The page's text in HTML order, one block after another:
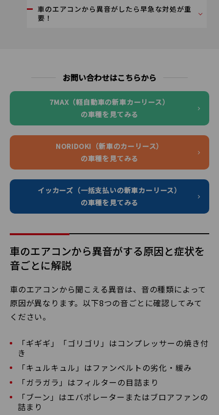
車のエアコンから異音がしたら早急な対処が重
要！
お問い合わせはこちらから
7MAX（軽自動車の新車カーリース）
の車種を見てみる
NORIDOKI（新車のカーリース）
の車種を見てみる
イッカーズ（一括支払いの新車カーリース）
の車種を見てみる
車のエアコンから異音がする原因と症状を
音ごとに解説
車のエアコンから聞こえる異音は、音の種類によって
原因が異なります。以下8つの音ごとに確認してみて
ください。
「ギギギ」「ゴリゴリ」はコンプレッサーの焼き付
き
「キュルキュル」はファンベルトの劣化・緩み
「ガラガラ」はフィルターの目詰まり
「ブーン」はエバポレーターまたはブロアファンの
詰まり